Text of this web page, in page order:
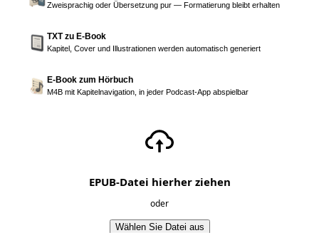
Zweisprachig oder Übersetzung pur — Formatierung bleibt erhalten
TXT zu E-Book
Kapitel, Cover und Illustrationen werden automatisch generiert
E-Book zum Hörbuch
M4B mit Kapitelnavigation, in jeder Podcast-App abspielbar
EPUB-Datei hierher ziehen
oder
Wählen Sie Datei aus